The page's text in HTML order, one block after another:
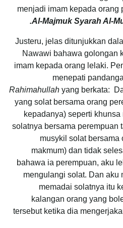
menjadi imam kepada orang
Al-Majmuk Syarah Al-
Justeru, jelas ditunjukkan
Nawawi bahawa golongan
imam kepada orang lelaki.
menepati
Rahimahullah yang berkata:
yang solat bersama orang
kepadanya) seperti
solatnya bersama perempuan
musykil solat bersama
makmum) dan tidak
bahawa ia perempuan, aku
mengulangi solat. Dan aku
memadai solatnya itu
kalangan orang yang
tersebut ketika dia